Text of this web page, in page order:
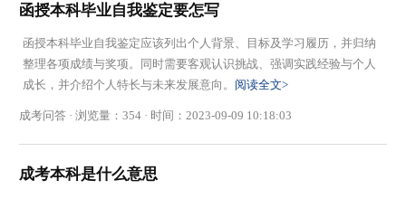
函授本科毕业自我鉴定要怎写
函授本科毕业自我鉴定应该列出个人背景、目标及学习履历，并归纳
整理各项成绩与奖项。同时需要客观认识挑战、强调实践经验与个人
成长，并介绍个人特长与未来发展意向。 阅读全文>
成考问答 · 浏览量：354 · 时间：2023-09-09 10:18:03
成考本科是什么意思